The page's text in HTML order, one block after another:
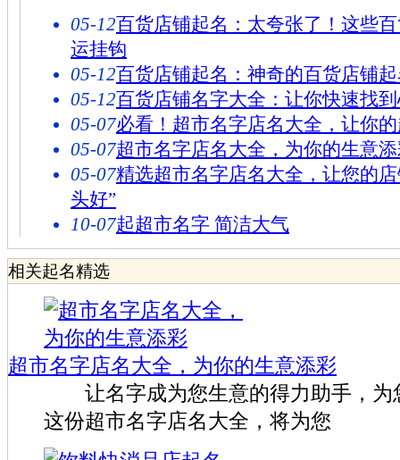
05-12百货店铺起名：太夸张了！这些
运挂钩
05-12百货店铺起名：神奇的百货店铺
05-12百货店铺名字大全：让你快速找
05-07必看！超市名字店名大全，让你
05-07超市名字店名大全，为你的生意
05-07精选超市名字店名大全，让您的
头好”
10-07起超市名字 简洁大气
相关起名精选
超市名字店名大全，为你的生意添彩
让名字成为您生意的得力助手，为
这份超市名字店名大全，将为您